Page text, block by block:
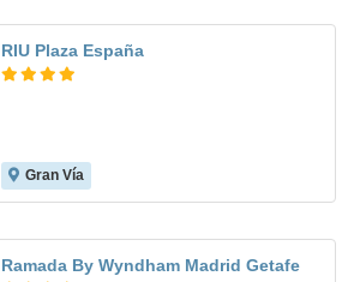
RIU Plaza España
Gran Vía
Ramada By Wyndham Madrid Getafe